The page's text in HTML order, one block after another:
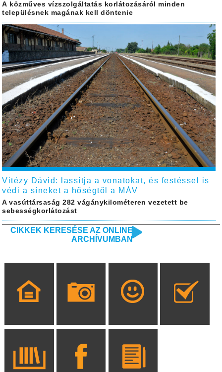
A közműves vízszolgáltatás korlátozásáról minden
településnek magának kell döntenie
Vitézy Dávid: lassítja a vonatokat, és festéssel is
védi a síneket a hőségtől a MÁV
A vasúttársaság 282 vágánykilométeren vezetett be
sebességkorlátozást
CIKKEK KERESÉSE AZ ONLINE
ARCHÍVUMBAN